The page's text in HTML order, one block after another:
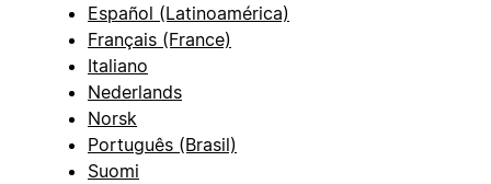
Español (Latinoamérica)
Français (France)
Italiano
Nederlands
Norsk
Português (Brasil)
Suomi